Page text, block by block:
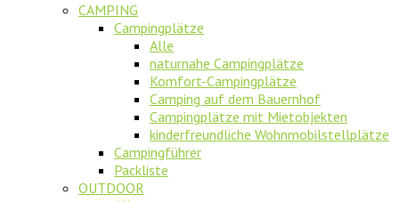
CAMPING
Campingplätze
Alle
naturnahe Campingplätze
Komfort-Campingplätze
Camping auf dem Bauernhof
Campingplätze mit Mietobjekten
kinderfreundliche Wohnmobilstellplätze
Campingführer
Packliste
OUTDOOR